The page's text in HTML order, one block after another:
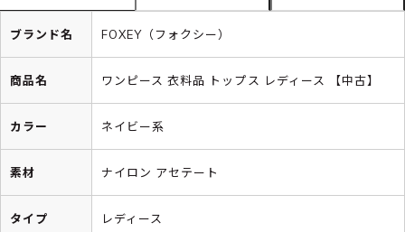
ブランド名 FOXEY（フォクシー）
商品名 ワンピース 衣料品 トップス レディース 【中古】
カラー ネイビー系
素材 ナイロン アセテート
タイプ レディース